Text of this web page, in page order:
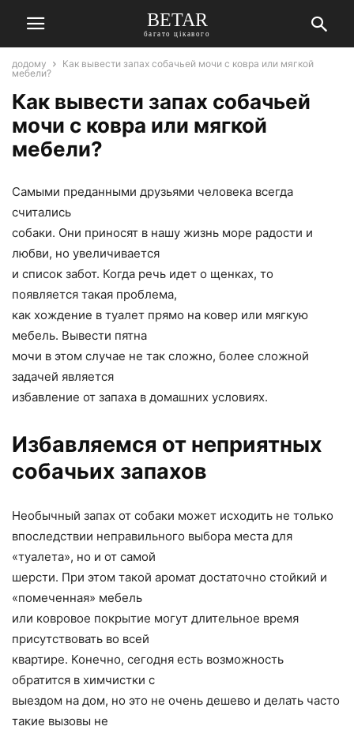
BETAR
багато цікавого
додому
Как вывести запах собачьей мочи с ковра или мягкой
мебели?
Как вывести запах собачьей
мочи с ковра или мягкой
мебели?
Самыми преданными друзьями человека всегда
считались
собаки. Они приносят в нашу жизнь море радости и
любви, но увеличивается
и список забот. Когда речь идет о щенках, то
появляется такая проблема,
как хождение в туалет прямо на ковер или мягкую
мебель. Вывести пятна
мочи в этом случае не так сложно, более сложной
задачей является
избавление от запаха в домашних условиях.
Избавляемся от неприятных
собачьих запахов
Необычный запах от собаки может исходить не только
впоследствии неправильного выбора места для
«туалета», но и от самой
шерсти. При этом такой аромат достаточно стойкий и
«помеченная» мебель
или ковровое покрытие могут длительное время
присутствовать во всей
квартире. Конечно, сегодня есть возможность
обратится в химчистки с
выездом на дом, но это не очень дешево и делать часто
такие вызовы не